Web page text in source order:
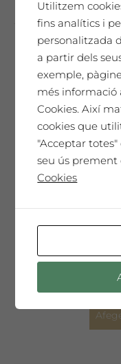
SAÓ
Un vi
Utilitzem
fins analítics i
personalitzada
a partir dels
exemple,
més informació
Cookies. Així
cookies que
"Acceptar
seu ús prement
Cookies